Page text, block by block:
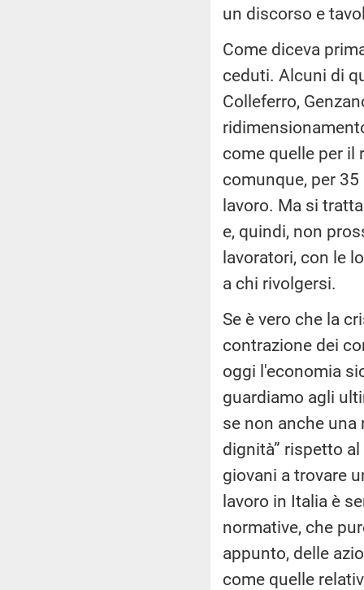
un discorso e
Come diceva
ceduti. Alcuni di
Colleferro,
come quelle per il
comunque, per
lavoro. Ma si
e, quindi, non
lavoratori, con le
a chi rivolgersi.
Se è vero che la
contrazione dei
oggi l'economia
guardiamo agli
se non anche una
dignità” rispetto
giovani a trovare
lavoro in Italia è
normative, che
appunto, delle
come quelle